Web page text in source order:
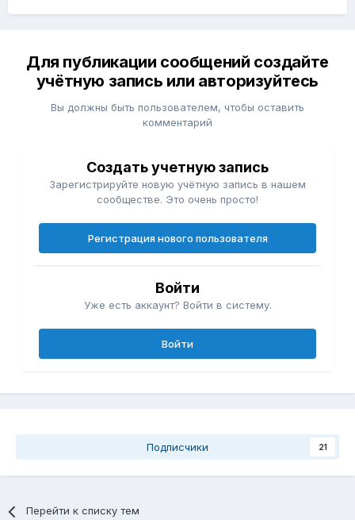
Для публикации сообщений создайте
учётную запись или авторизуйтесь
Вы должны быть пользователем, чтобы оставить
комментарий
Создать учетную запись
Зарегистрируйте новую учётную запись в нашем
сообществе. Это очень просто!
Регистрация нового пользователя
Войти
Уже есть аккаунт? Войти в систему.
Войти
Подписчики 21
Перейти к списку тем